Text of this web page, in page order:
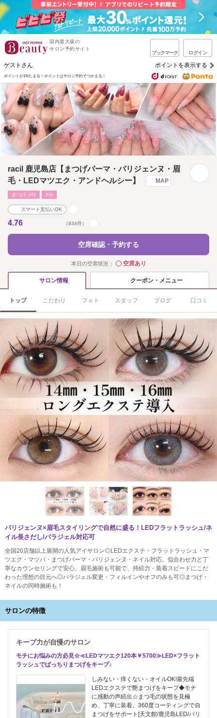
国内最大級の
サロン予約サイト
ブックマーク ログイン
ゲストさん ポイントを表示する
ポイントが1%たまる！ ポイントはサロン予約でつかえる！
racil 鹿児島店【まつげパーマ・パリジェンヌ・眉
毛・LEDマツエク・アンドヘルシー】
MAP
まつげ･ﾒｲｸ ﾈｲﾙ
スマート支払いOK
4.76 （934件）
空席確認・予約する
本日の空席状況： ◯空席あり
サロン情報 クーポン・メニュー
トップ こだわり フォト スタッフ ブログ 口コミ
パリジェンヌ×眉毛スタイリングで自然に盛る！LEDフラットラッシュ/ネ
イル長さだし/パラジェル対応可
全国20店舗以上展開の人気アイサロン◎LEDエクステ・フラットラッシュ・マ
ツエク・マツパ・まつげパーマ・パリジェンヌ・ネイル対応。似合わせ力と丁
寧なカウンセリングで安心。眉毛施術も可能で、持続力・装着スピードにこだ
わった理想の目元へ◎パラジェル変更・フィルインやオフのみも可◎まつげ・
ネイルの同時施術も！
サロンの特徴
キープ力が自慢のサロン
モチにお悩みの方必見☆≪LEDマツエク120本￥5700≫LED×フラット
ラッシュでぱっちりまつげをキープ♪
しみない・痒くない・オイルOK!最先端
LEDエクステで艶まつげをキープ◆モチ
に感動の声続出☆まつ毛の状態を見極
め、丁寧に装着。360度コーティングで自
まつげをサポート[天文館/鹿児島LED/パリ